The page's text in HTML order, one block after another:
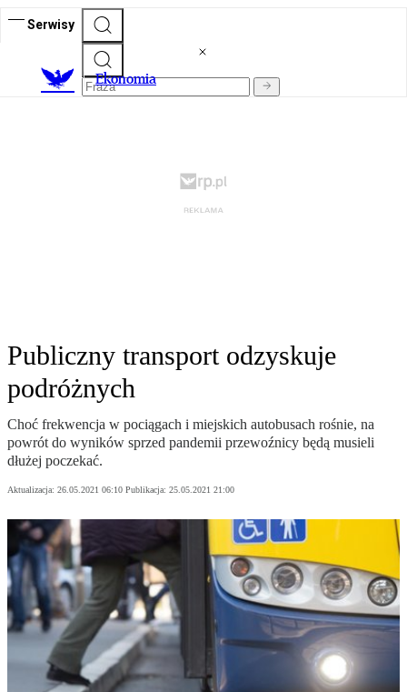
Serwisy
Ekonomia
Publiczny transport odzyskuje
podróżnych
Choć frekwencja w pociągach i miejskich autobusach rośnie, na
powrót do wyników sprzed pandemii przewoźnicy będą musieli
dłużej poczekać.
Aktualizacja: 26.05.2021 06:10 Publikacja: 25.05.2021 21:00